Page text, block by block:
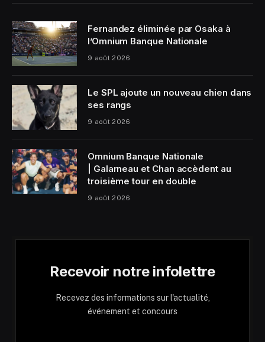
Fernandez éliminée par Osaka à
l’Omnium Banque Nationale
9 août 2026
Le SPL ajoute un nouveau chien dans
ses rangs
9 août 2026
Omnium Banque Nationale
| Galarneau et Chan accèdent au
troisième tour en double
9 août 2026
Recevoir notre infolettre
Recevez des informations sur l'actualité,
événement et concours